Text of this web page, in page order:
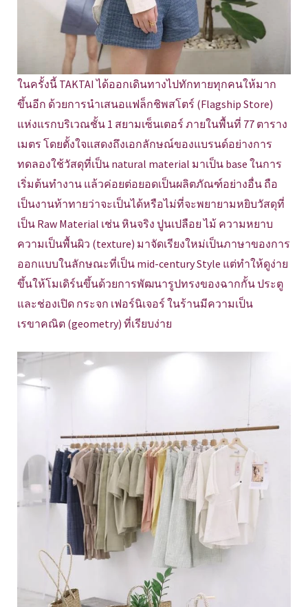
ในครั้งนี้ TAKTAI ได้ออกเดินทางไปทักทายทุกคนให้มาก
ขึ้นอีก ด้วยการนำเสนอแฟล็กชิพสโตร์ (Flagship Store)
แห่งแรกบริเวณชั้น 1 สยามเซ็นเตอร์ ภายในพื้นที่ 77 ตาราง
เมตร โดยตั้งใจแสดงถึงเอกลักษณ์ของแบรนด์อย่างการ
ทดลองใช้วัสดุที่เป็น natural material มาเป็น base ในการ
เริ่มต้นทำงาน แล้วค่อยต่อยอดเป็นผลิตภัณฑ์อย่างอื่น ถือ
เป็นงานท้าทายว่าจะเป็นได้หรือไม่ที่จะพยายามหยิบวัสดุที่
เป็น Raw Material เช่น หินจริง ปูนเปลือย ไม้ ความหยาบ
ความเป็นพื้นผิว (texture) มาจัดเรียงใหม่เป็นภาษาของการ
ออกแบบในลักษณะที่เป็น mid-century Style แต่ทำให้ดูง่าย
ขึ้นให้โมเดิร์นขึ้นด้วยการพัฒนารูปทรงของฉากกั้น ประตู
และช่องเปิด กระจก เฟอร์นิเจอร์ ในร้านมีความเป็น
เรขาคณิต (geometry) ที่เรียบง่าย